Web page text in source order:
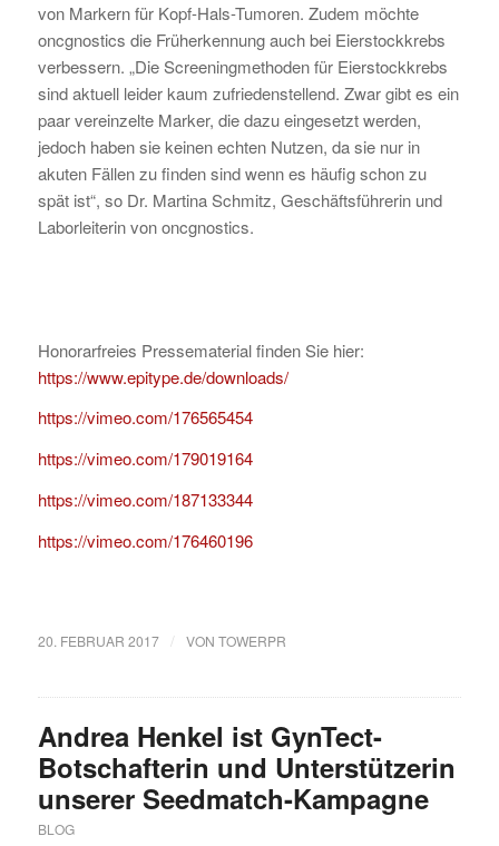
von Markern für Kopf-Hals-Tumoren. Zudem möchte
oncgnostics die Früherkennung auch bei Eierstockkrebs
verbessern. „Die Screeningmethoden für Eierstockkrebs
sind aktuell leider kaum zufriedenstellend. Zwar gibt es ein
paar vereinzelte Marker, die dazu eingesetzt werden,
jedoch haben sie keinen echten Nutzen, da sie nur in
akuten Fällen zu finden sind wenn es häufig schon zu
spät ist“, so Dr. Martina Schmitz, Geschäftsführerin und
Laborleiterin von oncgnostics.
Honorarfreies Pressematerial finden Sie hier:
https://www.epitype.de/downloads/
https://vimeo.com/176565454
https://vimeo.com/179019164
https://vimeo.com/187133344
https://vimeo.com/176460196
20. FEBRUAR 2017 / VON TOWERPR
Andrea Henkel ist GynTect-
Botschafterin und Unterstützerin
unserer Seedmatch-Kampagne
BLOG